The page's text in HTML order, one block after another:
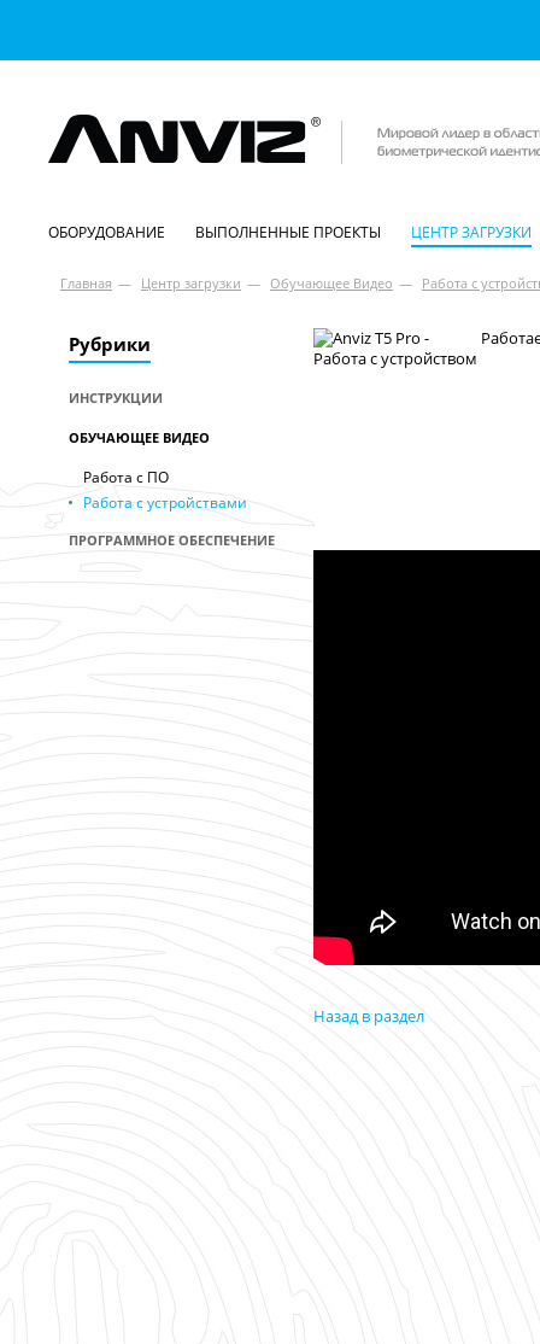
ОБОРУДОВАНИЕ ВЫПОЛНЕННЫЕ ПРОЕКТЫ ЦЕНТР ЗАГРУЗКИ
Главная — Центр загрузки — Обучающее Видео — Работа с
Рубрики
ИНСТРУКЦИИ
ОБУЧАЮЩЕЕ ВИДЕО
Работа с ПО
Работа с устройствами
ПРОГРАММНОЕ ОБЕСПЕЧЕНИЕ
Назад в раздел